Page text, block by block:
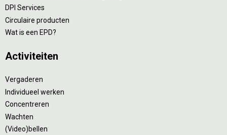
DPI Services
Circulaire producten
Wat is een EPD?
Activiteiten
Vergaderen
Individueel werken
Concentreren
Wachten
(Video)bellen